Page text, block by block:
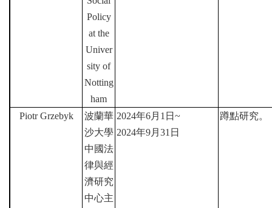
職
Policy
at the
Univer
sity of
Notting
ham
Piotr Grzebyk
波蘭華
沙大學
中國法
律與經
濟研究
中心主
2024年6月 1 日 ~
2024年9月 31 日
蹲點研究。